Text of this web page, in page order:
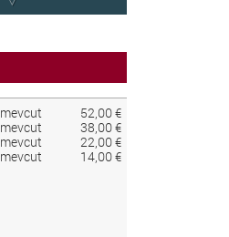
mevcut
52,00 €
mevcut
38,00 €
mevcut
22,00 €
mevcut
14,00 €